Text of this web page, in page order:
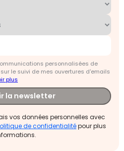
personnalisées de
le suivi de mes ouvertures d'emails
plus
la newsletter
vos données personnelles avec
de confidentialitépour plus